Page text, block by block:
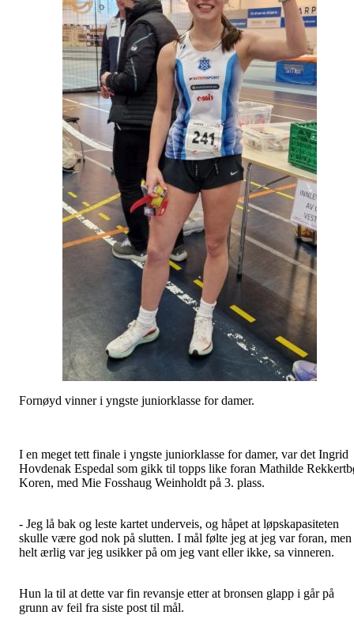
Fornøyd vinner i yngste juniorklasse for damer.
I en meget tett finale i yngste juniorklasse for damer, var det Ingrid
Hovdenak Espedal som gikk til topps like foran Mathilde
Koren, med Mie Fosshaug Weinholdt på 3. plass.
- Jeg lå bak og leste kartet underveis, og håpet at løpskapasiteten
skulle være god nok på slutten. I mål følte jeg at jeg var foran, men
helt ærlig var jeg usikker på om jeg vant eller ikke, sa vinneren.
Hun la til at dette var fin revansje etter at bronsen glapp i går på
grunn av feil fra siste post til mål.